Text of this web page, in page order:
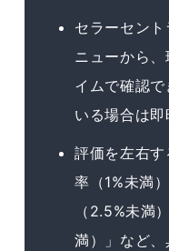
セラーセン
ニューから
イムで確認
いる場合は即
評価を左右
率（1%未満
（2.5%未満
満）」など